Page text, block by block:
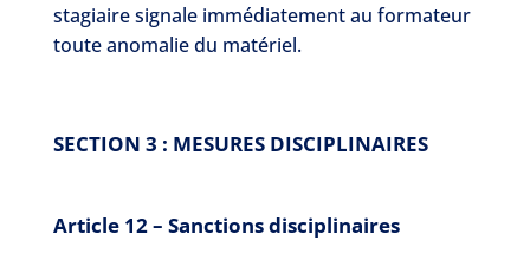
stagiaire signale immédiatement au formateur
toute anomalie du matériel.
SECTION 3 : MESURES DISCIPLINAIRES
Article 12 – Sanctions disciplinaires